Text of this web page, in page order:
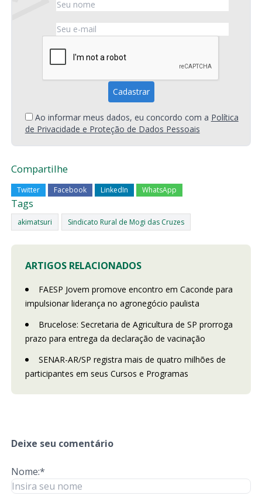
Ao informar meus dados, eu concordo com a Política
de Privacidade e Proteção de Dados Pessoais
Compartilhe
Twitter Facebook LinkedIn WhatsApp
Tags
akimatsuri Sindicato Rural de Mogi das Cruzes
ARTIGOS RELACIONADOS
FAESP Jovem promove encontro em Caconde para
impulsionar liderança no agronegócio paulista
Brucelose: Secretaria de Agricultura de SP prorroga
prazo para entrega da declaração de vacinação
SENAR-AR/SP registra mais de quatro milhões de
participantes em seus Cursos e Programas
Deixe seu comentário
Nome:*